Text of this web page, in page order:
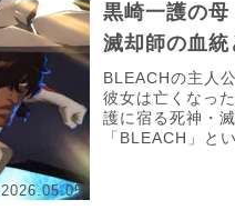
2026.05.05
黒崎一護の母
滅却師の血
BLEACHの主人
彼女は亡くなっ
護に宿る死神・
「BLEACH」と